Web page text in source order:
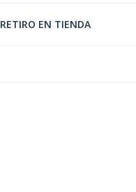
RETIRO EN TIENDA